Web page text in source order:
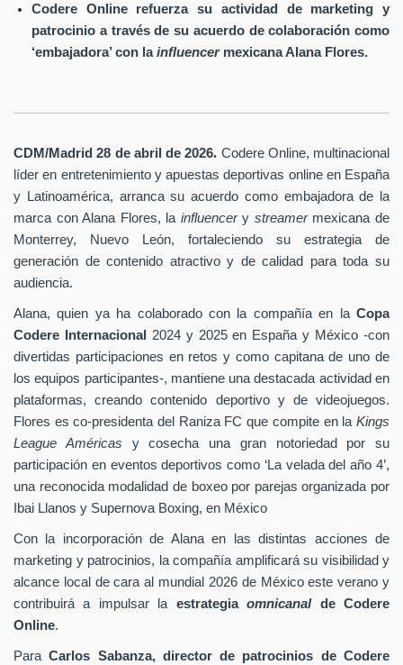
Codere Online refuerza su actividad de marketing y
patrocinio a través de su acuerdo de colaboración como
‘embajadora’ con lainfluencermexicana Alana Flores.
CDM/Madrid 28 de abril de 2026. Codere Online, multinacional
líder en entretenimiento y apuestas deportivas online en España
y Latinoamérica, arranca su acuerdo como embajadora de la
marca con Alana Flores, la influencery streamer mexicana de
Monterrey, Nuevo León, fortaleciendo su estrategia de
generación de contenido atractivo y de calidad para toda su
audiencia.
Alana, quien ya ha colaborado con la compañía en la Copa
Codere Internacional 2024 y 2025 en España y México -con
divertidas participaciones en retos y como capitana de uno de
los equipos participantes-, mantiene una destacada actividad en
plataformas, creando contenido deportivo y de videojuegos.
Flores es co-presidenta del Raniza FC que compite en la Kings
League Américas y cosecha una gran notoriedad por su
participación en eventos deportivos como ‘La velada del año 4’,
una reconocida modalidad de boxeo por parejas organizada por
Ibai Llanos y Supernova Boxing, en México
Con la incorporación de Alana en las distintas acciones de
marketing y patrocinios, la compañía amplificará su visibilidad y
alcance local de cara al mundial 2026 de México este verano y
contribuirá a impulsar la estrategiaomnicanal de Codere
Online.
ParaCarlos Sabanza, director de patrocinios de Codere